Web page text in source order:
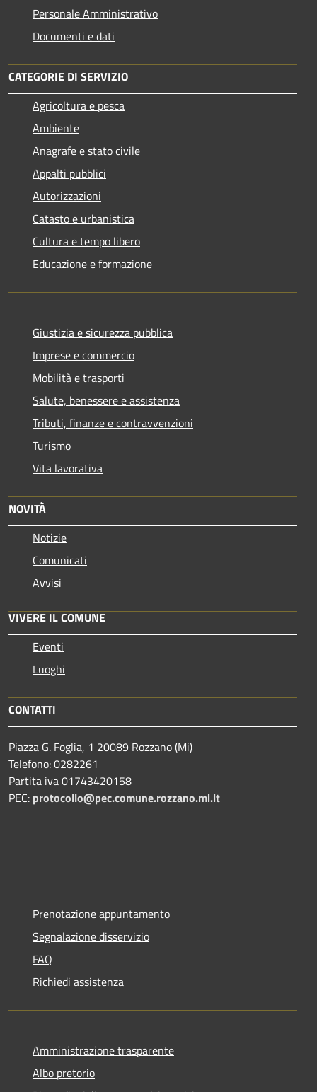
Personale Amministrativo
Documenti e dati
CATEGORIE DI SERVIZIO
Agricoltura e pesca
Ambiente
Anagrafe e stato civile
Appalti pubblici
Autorizzazioni
Catasto e urbanistica
Cultura e tempo libero
Educazione e formazione
Giustizia e sicurezza pubblica
Imprese e commercio
Mobilità e trasporti
Salute, benessere e assistenza
Tributi, finanze e contravvenzioni
Turismo
Vita lavorativa
NOVITÀ
Notizie
Comunicati
Avvisi
VIVERE IL COMUNE
Eventi
Luoghi
CONTATTI
Piazza G. Foglia, 1 20089 Rozzano (Mi)
Telefono: 0282261
Partita iva 01743420158
PEC: protocollo@pec.comune.rozzano.mi.it
Prenotazione appuntamento
Segnalazione disservizio
FAQ
Richiedi assistenza
Amministrazione trasparente
Albo pretorio